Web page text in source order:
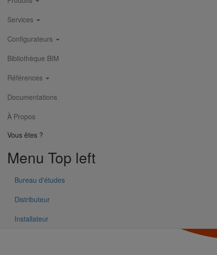
navigation
Services
Configurateurs
Bibliothèque BIM
Références
Documentations
À Propos
Vous êtes ?
Menu Top left
Bureau d'études
Distributeur
Installateur